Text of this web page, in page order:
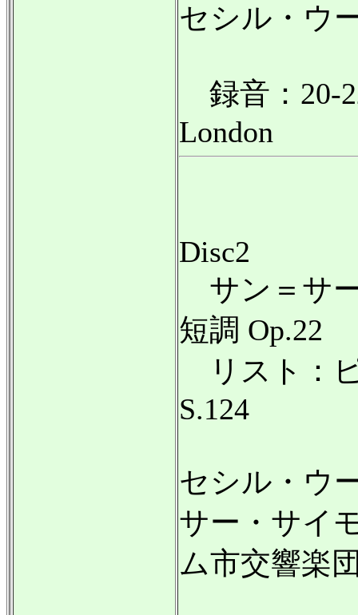
セシル・ウ
録音：20-
London
Disc2
サン＝サ
短調 Op.22
リスト：
S.124
セシル・ウ
サー・サイ
ム市交響楽